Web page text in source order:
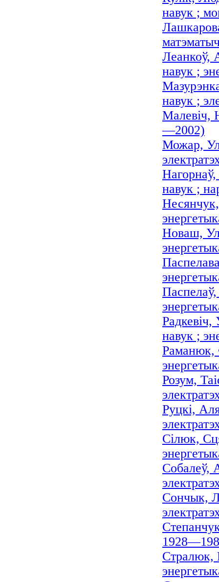
навук ;
Леанкоў,
навук ;
навук ;
Малевіч,
—2002)
Можар,
навук ;
Новаш,
Радкевіч,
навук ;
Раманюк,
Розум,
Руцкі,
Сілюк,
Собалеў,
Сончык,
Стралюк,